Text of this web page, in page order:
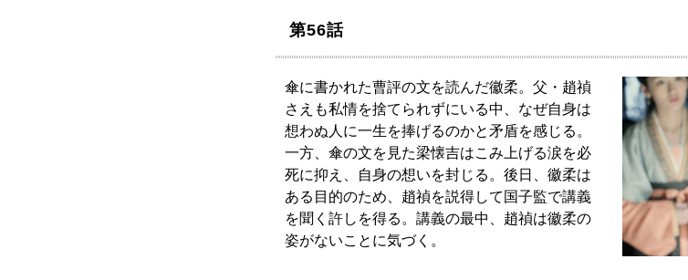
第56話
傘に書かれた曹評の文を読んだ徽柔。父・趙禎
さえも私情を捨てられずにいる中、なぜ自身は
想わぬ人に一生を捧げるのかと矛盾を感じる。
一方、傘の文を見た梁懐吉はこみ上げる涙を必
死に抑え、自身の想いを封じる。後日、徽柔は
ある目的のため、趙禎を説得して国子監で講義
を聞く許しを得る。講義の最中、趙禎は徽柔の
姿がないことに気づく。